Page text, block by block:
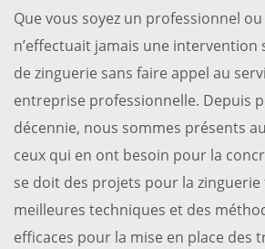
Que vous soyez un professionnel
n’effectuait jamais une intervention
de zinguerie sans faire appel au
entreprise professionnelle. Depuis
décennie, nous sommes présents
ceux qui en ont besoin pour la
se doit des projets pour la
meilleures techniques et des
efficaces pour la mise en place des